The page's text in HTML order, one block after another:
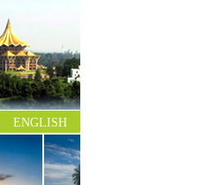
ENGLISH